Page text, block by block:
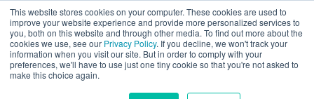
This website stores cookies on your computer. These cookies are used to
improve your website experience and provide more personalized services to
you, both on this website and through other media. To find out more about the
cookies we use, see our Privacy Policy. If you decline, we won't track your
information when you visit our site. But in order to comply with your
preferences, we'll have to use just one tiny cookie so that you're not asked to
make this choice again.
Skip to main content
SPEE3D
Français
English
Español